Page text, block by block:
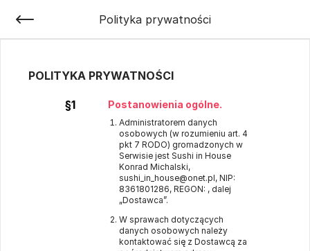
Polityka prywatności
POLITYKA PRYWATNOŚCI
§1 Postanowienia ogólne.
Administratorem danych
osobowych (w rozumieniu art. 4
pkt 7 RODO) gromadzonych w
Serwisie jest Sushi in House
Konrad Michalski,
sushi_in_house@onet.pl, NIP:
8361801286, REGON: , dalej
„Dostawca”.
W sprawach dotyczących
danych osobowych należy
kontaktować się z Dostawcą za